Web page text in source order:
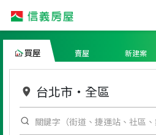
買屋 賣屋 新建案
台北市 ・ 全區